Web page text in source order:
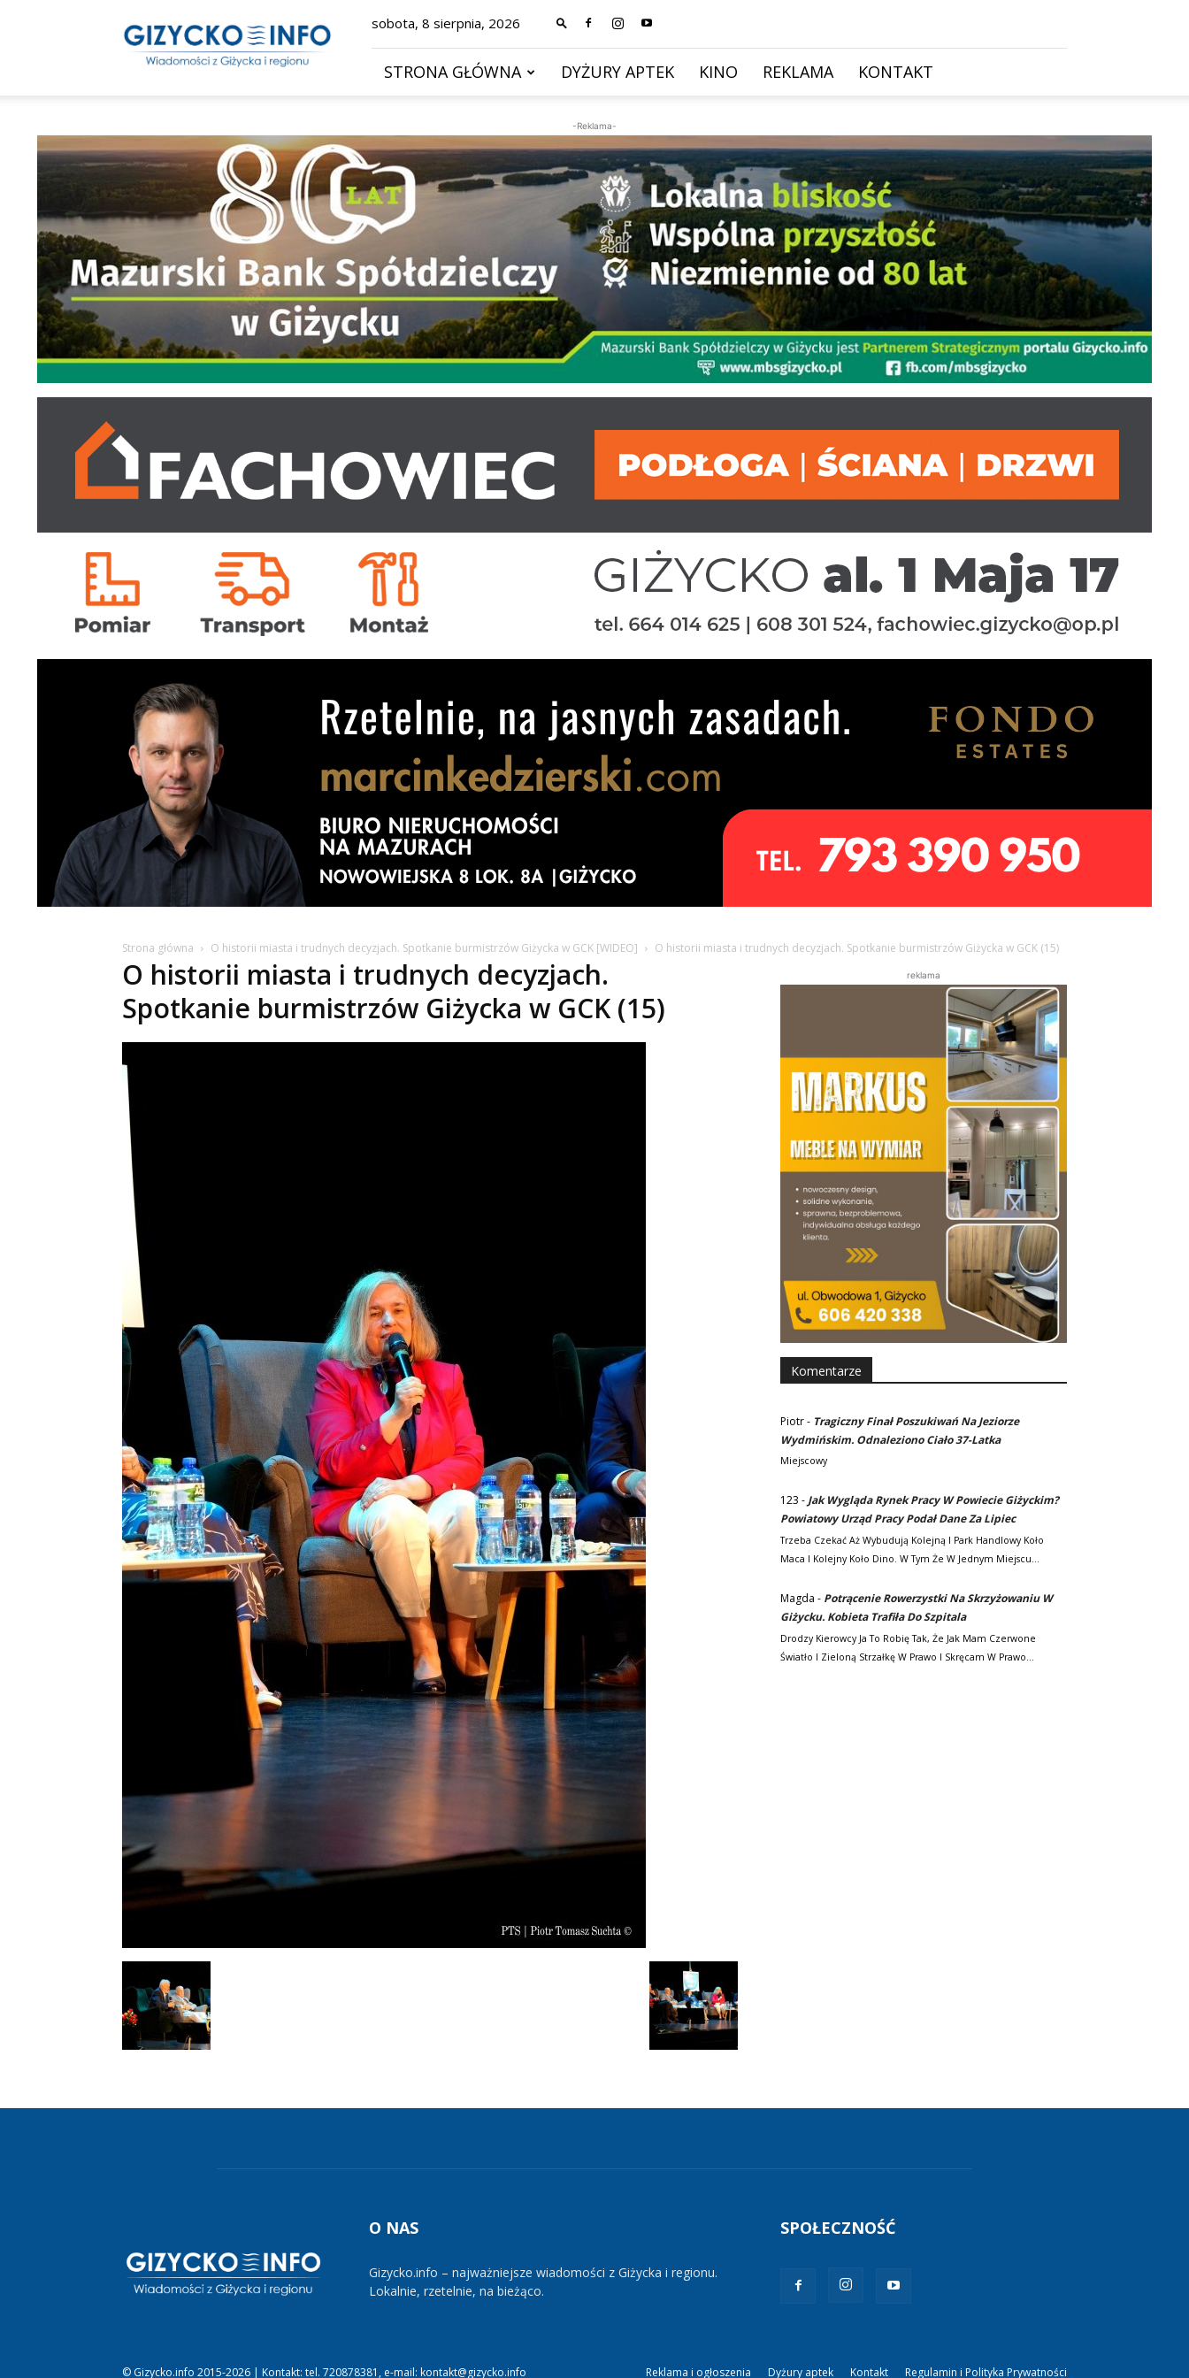
–
wiadomości
sobota, 8 sierpnia, 2026
STRONA GŁÓWNA DYŻURY APTEK KINO REKLAMA KONTAKT
-Reklama-
Strona główna O historii miasta i trudnych decyzjach. Spotkanie burmistrzów Giżycka w GCK [WIDEO] O historii miasta i trudnych decyzjach. Spotkanie burmistrzów Giżycka w GCK (15)
O historii miasta i trudnych decyzjach.
Spotkanie burmistrzów Giżycka w GCK (15)
reklama
Komentarze
Piotr- Tragiczny Finał Poszukiwań Na Jeziorze
Wydmińskim. Odnaleziono Ciało 37-Latka
Miejscowy
123 - Jak Wygląda Rynek Pracy W Powiecie Giżyckim?
Powiatowy Urząd Pracy Podał Dane Za Lipiec
Trzeba Czekać Aż Wybudują Kolejną I Park Handlowy Koło
Maca I Kolejny Koło Dino. W Tym Że W Jednym Miejscu…
Magda - Potrącenie Rowerzystki Na Skrzyżowaniu W
Giżycku. Kobieta Trafiła Do Szpitala
Drodzy Kierowcy Ja To Robię Tak, Że Jak Mam Czerwone
Światło I Zieloną Strzałkę W Prawo I Skręcam W Prawo…
O NAS
Gizycko.info – najważniejsze wiadomości z Giżycka i regionu.
Lokalnie, rzetelnie, na bieżąco.
SPOŁECZNOŚĆ
Reklama i ogłoszenia Dyżury aptek Kontakt Regulamin i Polityka Prywatności
© Gizycko.info 2015-2026 | Kontakt: tel. 720878381, e-mail: kontakt@gizycko.info